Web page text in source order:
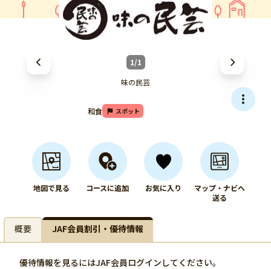
1/1
味の民芸
和食 スポット
地図で見る コースに追加 お気に入り
マップ・ナビへ
送る
概要 JAF会員割引・優待情報
優待情報を見るにはJAF会員ログインしてください。